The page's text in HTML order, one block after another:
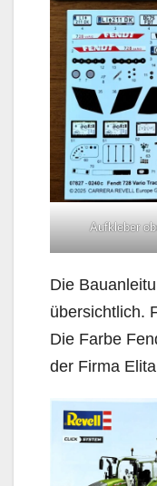
Aufkleber
Die
übersichtlich.
Die Farbe
der Firma